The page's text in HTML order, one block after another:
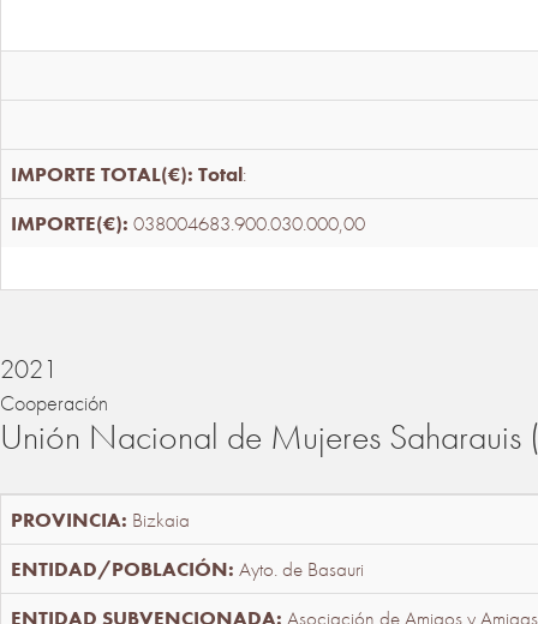
Total:
038004683.900.030.000,00
2021
Cooperación
Unión Nacional de Mujeres
Bizkaia
Ayto. de Basauri
Asociación de Amigos y